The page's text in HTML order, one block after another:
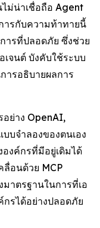
ม่น่าเชื่อถือ Agent
ารกับความท้าทายนี้
ารที่ปลอดภัย ซึ่งช่วย
เจนต์ บังคับใช้ระบบ
ารอธิบายผลการ
ย่าง OpenAI,
บจำลองของตนเอง
งค์กรที่มีอยู่เดิมได้
อนด้วย MCP
าตรฐานในการที่เอ
รได้อย่างปลอดภัย